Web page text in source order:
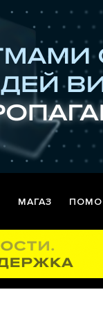
МАГАЗ